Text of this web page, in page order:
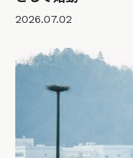
2026.07.02